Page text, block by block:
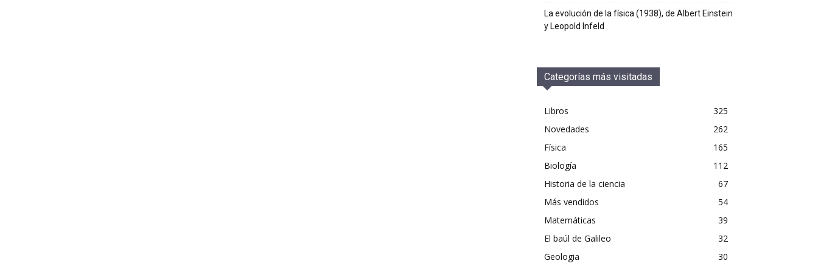
La evolución de la física (1938), de Albert Einstein
y Leopold Infeld
Categorías más visitadas
Libros
325
Novedades
262
Física
165
Biología
112
Historia de la ciencia
67
Más vendidos
54
Matemáticas
39
El baúl de Galileo
32
Geologia
30